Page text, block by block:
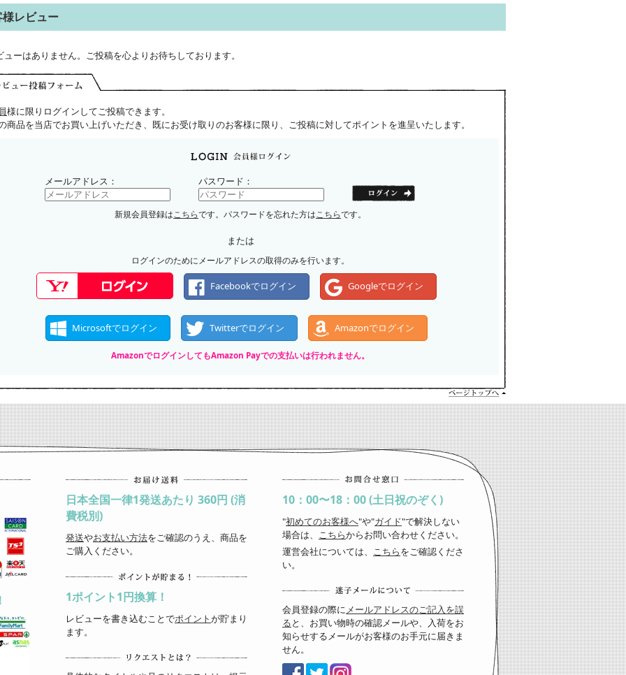
レビュー
ューはありません。ご投稿を心よりお待ちしております。
様に限りログインしてご投稿できます。
商品を当店でお買い上げいただき、既にお受け取りのお客様に限り、ご投稿に対してポイントを進呈いたします。
メールアドレス： パスワード：
新規会員登録は こちらです。パスワードを忘れた方は こちらです。
または
ログインのためにメールアドレスの取得のみを行います。
Facebookでログイン Googleでログイン
Microsoftでログイン Twitterでログイン Amazonでログイン
AmazonでログインしてもAmazon Payでの支払いは行われません。
日本全国一律1発送あたり 360円 (消
費税別)
発送やお支払い方法をご確認のうえ、商品を
ご購入ください。
1ポイント1円換算！
レビューを書き込むことでポイントが貯まり
ます。
10：00〜18：00 (土日祝のぞく)
"初めてのお客様へ"や"ガイド"で解決しない
場合は、 こちらからお問い合わせください。
運営会社については、 こちらをご確認くださ
い。
会員登録の際にメールアドレスのご記入を誤
ると、お買い物時の確認メールや、入荷をお
知らせするメールがお客様のお手元に届きま
せん。